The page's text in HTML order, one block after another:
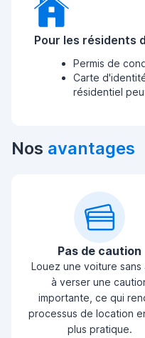
Pour les résidents
Permis de
Carte
résidentiel
Nos avantages
Pas de caution
Louez une voiture sans
à verser une
importante, ce qui
processus de location
plus pratique.